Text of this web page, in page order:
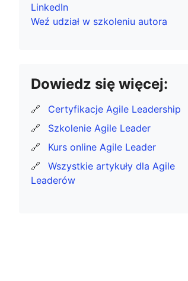
LinkedIn
Weź udział w szkoleniu autora
Dowiedz się więcej:
🔗
Certyfikacje Agile Leadership
🔗
Szkolenie Agile Leader
🔗
Kurs online Agile Leader
🔗
Wszystkie artykuły dla Agile
Leaderów